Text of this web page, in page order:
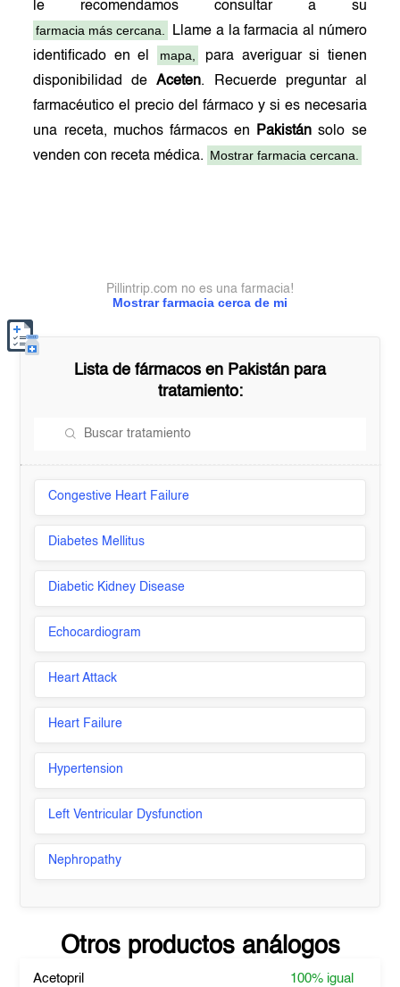
le recomendamos consultar a su
farmacia más cercana.
Llame a la farmacia al número
identificado en el
mapa,
para averiguar si tienen
disponibilidad deAceten. Recuerde preguntar al
farmacéutico el precio del fármaco y si es necesaria
una receta, muchos fármacos en
Pakistán solo se
venden con receta médica. Mostrar farmacia cercana.
Mostrar farmacia cerca de mi
Pillintrip.com no es una farmacia!
Lista de fármacos en Pakistán para
tratamiento:
Congestive Heart Failure
Diabetes Mellitus
Diabetic Kidney Disease
Echocardiogram
Heart Attack
Heart Failure
Hypertension
Left Ventricular Dysfunction
Nephropathy
Otros productos análogos
Acetopril 100% igual